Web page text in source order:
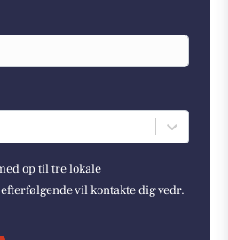
op til tre lokale
vil kontakte dig vedr.